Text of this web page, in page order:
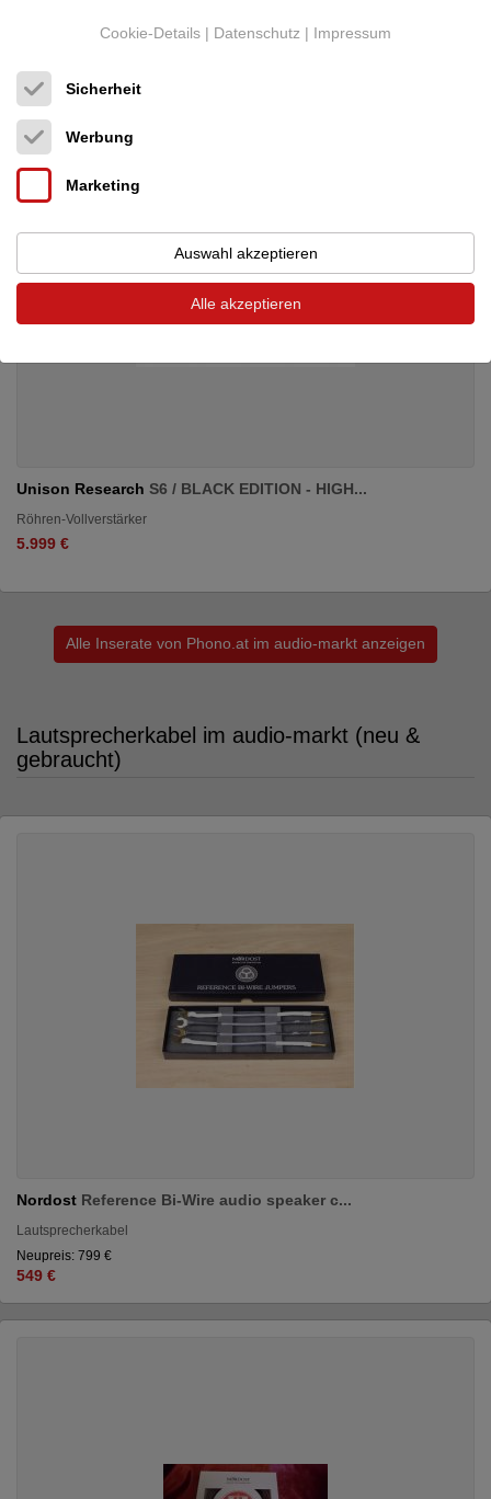
Unison Research S6 / BLACK EDITION - HIGH...
Röhren-Vollverstärker
5.999 €
Alle Inserate von Phono.at im audio-markt anzeigen
Lautsprecherkabel im audio-markt (neu &
gebraucht)
Nordost Reference Bi-Wire audio speaker c...
Lautsprecherkabel
Neupreis: 799 €
549 €
Cookie-Details | Datenschutz | Impressum
Sicherheit
Werbung
Marketing
Auswahl akzeptieren
Alle akzeptieren